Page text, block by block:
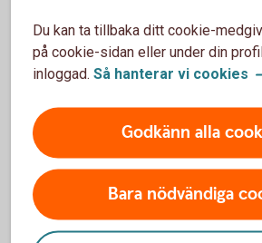
Om man övningskör och
täcker bilförsäkringen då?
Täcker försäkringen
Vilka bilar har en
Du kan ta tillbaka ditt cookie-
på cookie-sidan eller under din
inloggad. Så hanterar vi cookies
Godkänn alla
Bara nödvändiga